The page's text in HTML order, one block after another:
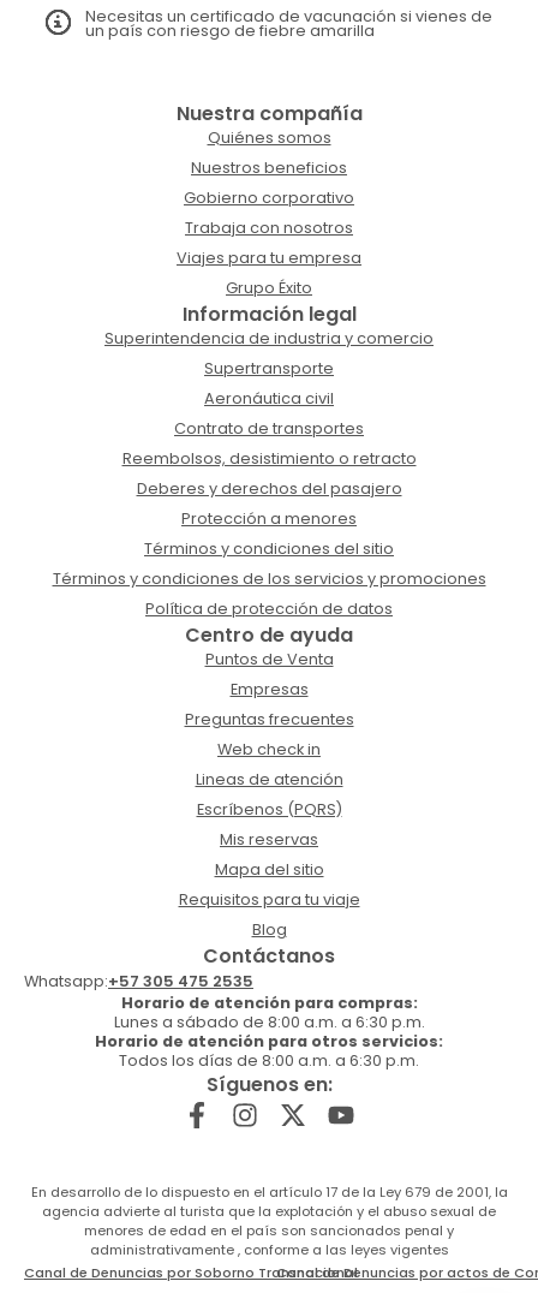
Necesitas un certificado de vacunación si vienes de
un país con riesgo de fiebre amarilla
Nuestra compañía
Quiénes somos
Nuestros beneficios
Gobierno corporativo
Trabaja con nosotros
Viajes para tu empresa
Grupo Éxito
Información legal
Superintendencia de industria y comercio
Supertransporte
Aeronáutica civil
Contrato de transportes
Reembolsos, desistimiento o retracto
Deberes y derechos del pasajero
Protección a menores
Términos y condiciones del sitio
Términos y condiciones de los servicios y promociones
Política de protección de datos
Centro de ayuda
Puntos de Venta
Empresas
Preguntas frecuentes
Web check in
Lineas de atención
Escríbenos (PQRS)
Mis reservas
Mapa del sitio
Requisitos para tu viaje
Blog
Contáctanos
Whatsapp:+57 305 475 2535
Horario de atención para compras:
Lunes a sábado de 8:00 a.m. a 6:30 p.m.
Horario de atención para otros servicios:
Todos los días de 8:00 a.m. a 6:30 p.m.
Síguenos en:
En desarrollo de lo dispuesto en el artículo 17 de la Ley 679 de 2001, la
agencia advierte al turista que la explotación y el abuso sexual de
menores de edad en el país son sancionados penal y
administrativamente , conforme a las leyes vigentes
Canal de Denuncias por Soborno TransnacionalCanal de Denuncias por actos de